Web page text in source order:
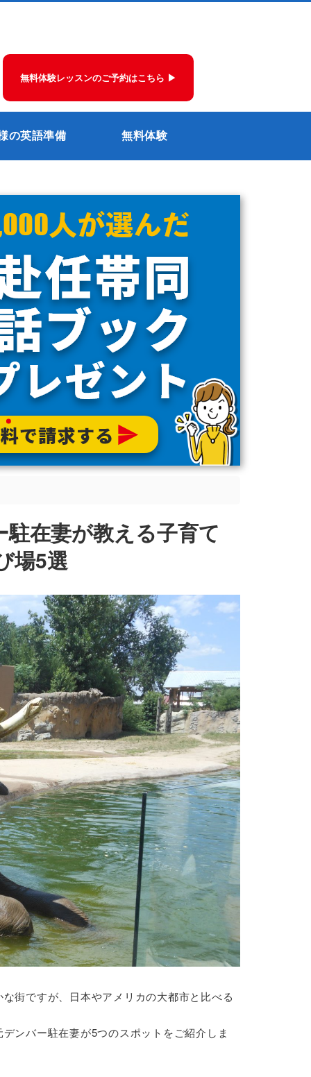
無料体験レッスンのご予約はこちら ▶
の英語準備 無料体験
在妻が教える子育て
場5選
街ですが、日本やアメリカの大都市と比べる
ンバー駐在妻が5つのスポットをご紹介しま